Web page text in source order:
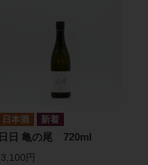
日本酒
日日 亀の尾 720ml
3,100円